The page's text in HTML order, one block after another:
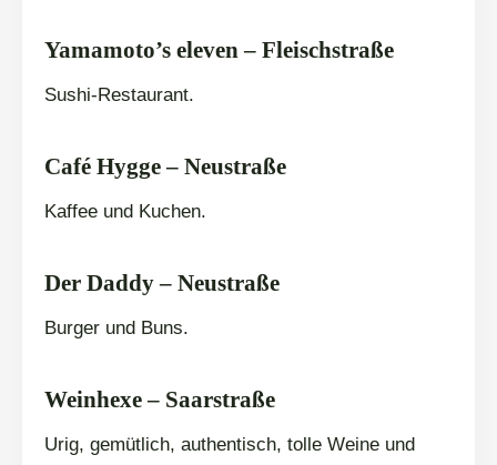
Yamamoto’s eleven – Fleischstraße
Sushi-Restaurant.
Café Hygge – Neustraße
Kaffee und Kuchen.
Der Daddy – Neustraße
Burger und Buns.
Weinhexe – Saarstraße
Urig, gemütlich, authentisch, tolle Weine und